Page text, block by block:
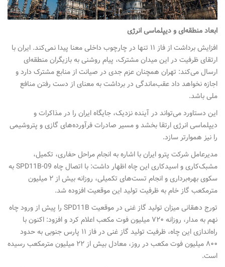
ابعاد منطقه‌ای و دیپلماسی انرژی
افزایش برداشت از فاز ۱۱ تنها در چارچوب داخلی معنا پیدا نمی‌کند. ایران با
ارتقای ظرفیت در این میدان مشترک، پیام روشنی به بازیگران منطقه‌ای
ارسال می‌کند: تهران همچنان عزم جدی در صیانت از منابع مشترک دارد و
اجازه نخواهد داد عقب‌ماندگی در برداشت به معنای از دست رفتن منافع
ملی باشد.
این دستاورد می‌تواند در آینده نزدیک، جایگاه ایران را در مذاکرات و
دیپلماسی انرژی ارتقا بخشد و مسیر صادرات فرآورده‌های گازی و پتروشیمی
را نیز هموارتر سازد.
مدیرعامل شرکت پترو ایران با اشاره به انجام مراحل حفاری، تکمیل،
مشبک‌کاری و اسیدکاری این چاه اظهار داشت: با اتصال چاه SPD11B-09 به
سکوی بهره‌برداری و انجام تست‌های تکمیلی، روزانه بیش از ۲ میلیون
مترمکعب گاز خام به ظرفیت تولید این موقعیت افزوده شد.
تورج دهقانی میزان تولید گاز غنی در موقعیت SPD11B را پیش از ورود چاه
نهم به مدار، روزانه ۷۲۰ میلیون فوت مکعب اعلام کرد و افزود: اکنون با
راه‌اندازی این چاه، ظرفیت تولید گاز غنی در فاز ۱۱ پارس جنوبی به حدود
۸۰۰ میلیون فوت مکعب در روز، معادل بیش از ۲۲ میلیون مترمکعب رسیده
است.